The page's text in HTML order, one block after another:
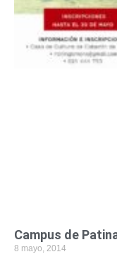
Campus de
8 mayo, 2014